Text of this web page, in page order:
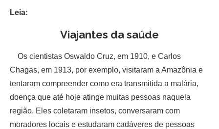
Leia:
Viajantes da saúde
Os cientistas Oswaldo Cruz, em 1910, e Carlos
Chagas, em 1913, por exemplo, visitaram a Amazônia e
tentaram compreender como era transmitida a malária,
doença que até hoje atinge muitas pessoas naquela
região. Eles coletaram insetos, conversaram com
moradores locais e estudaram cadáveres de pessoas